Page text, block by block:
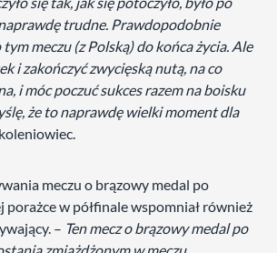
trudne. Prawdopodobnie
meczu (z Polską) do końca życia. Ale
i zakończyć zwycięską nutą, na co
i móc poczuć sukces razem na boisku
że to naprawdę wielki moment dla
meczu o brązowy medal po
porażce w półfinale wspomniał również
– Ten mecz o brązowy medal po